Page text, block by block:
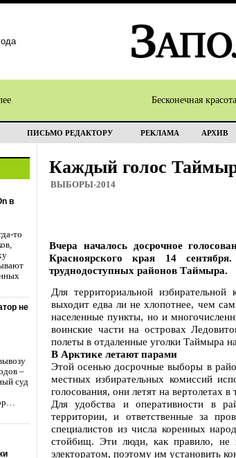
Бесконечная
ПИСЬМО РЕДАКТОРУ РЕКЛАМА АРХИВ
в
то
не
–
суд
Каждый голос
ВЫБОРЫ-2014
Вчера началось досрочное
Красноярского края 14
труднодоступных районов Таймыра.
Для территориальной
выходит едва ли не хлопотнее, чем
населенные пункты, но и
воинские части на островах
полеты в отдаленные уголки Таймыра
В Арктике летают парами
Этой осенью досрочные выборы в
местных избирательных комиссий
голосования, они летят на вертолетах
Для удобства и оперативности в
территории, и ответственные за
специалистов из числа коренных
стойбищ. Эти люди, как правило, не
электоратом, поэтому им установить